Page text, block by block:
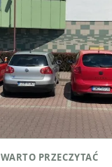
WARTO PRZECZYTAĆ